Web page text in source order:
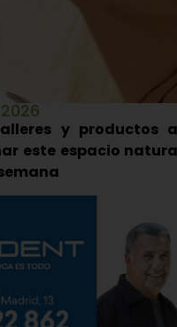
y productos
este espacio